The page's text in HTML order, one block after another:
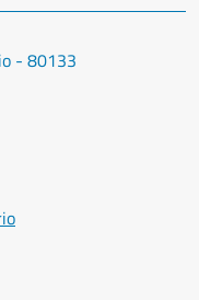
- 80133